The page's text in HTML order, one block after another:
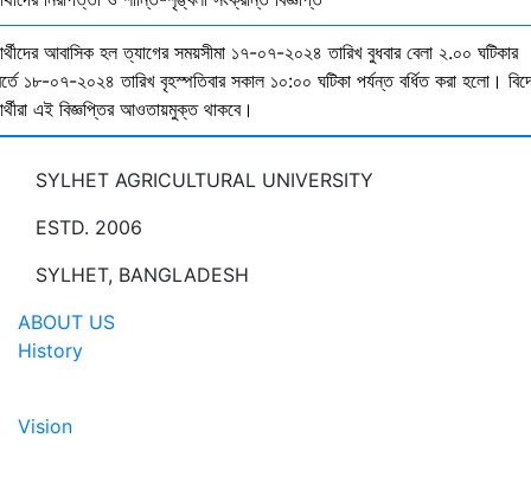
আবাসিক হল ত্যাগের সময়সীমা ১৭-০৭-২০২৪ তারিখ বুধবার বেলা ২.০০ ঘটিকার
১৮-০৭-২০২৪ তারিখ বৃহস্পতিবার সকাল ১০:০০ ঘটিকা পর্যন্ত বর্ধিত করা হলো।
এই বিজ্ঞপ্তির আওতায়মুক্ত থাকবে।
SYLHET AGRICULTURAL UNIVERSITY
ESTD. 2006
SYLHET, BANGLADESH
ABOUT US
History
Vision